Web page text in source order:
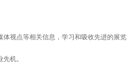
体视点等相关信息，学习和吸收先进的展览
机。